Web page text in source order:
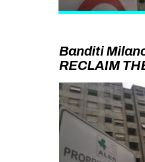
CSOA
STUDENTI
ZAM
SPAZI
SPORT
Banditi
RECLAIM